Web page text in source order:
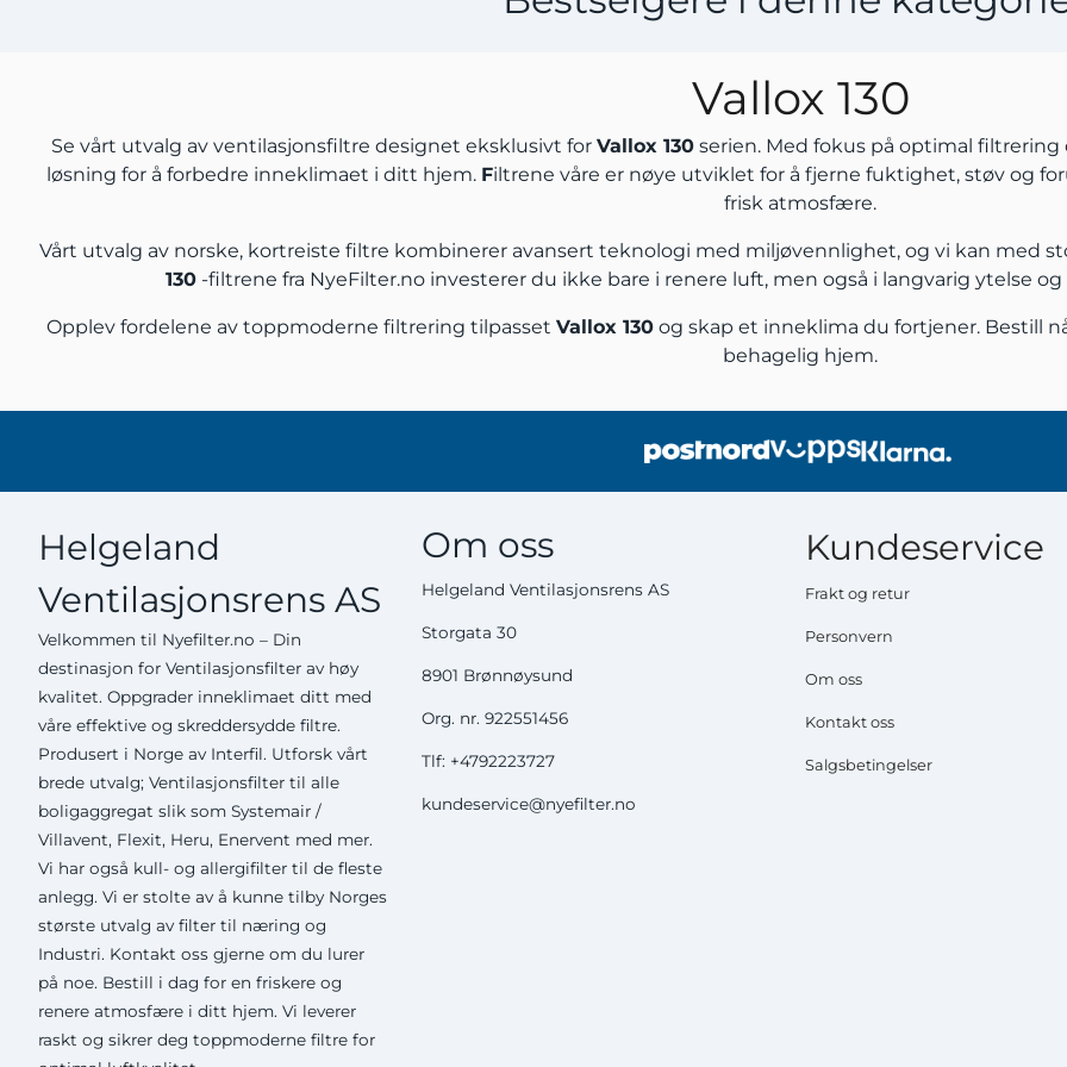
Vallox 130
Se vårt utvalg av ventilasjonsfiltre designet eksklusivt for Vallox 130 serien. Med fokus på optimal
løsning for å forbedre inneklimaet i ditt hjem. Filtrene våre er nøye utviklet for å fjerne fuktighet, støv og
frisk atmosfære.
Vårt utvalg av norske, kortreiste filtre kombinerer avansert teknologi med miljøvennlighet, og vi kan med
130-filtrene fra NyeFilter.no investerer du ikke bare i renere luft, men også i langvarig ytelse
Opplev fordelene av toppmoderne filtrering tilpasset Vallox 130og skap et inneklima du fortjener. Bestill
behagelig hjem.
Helgeland
Ventilasjonsrens AS
Velkommen til Nyefilter.no – Din
destinasjon for Ventilasjonsfilter av høy
kvalitet. Oppgrader inneklimaet ditt med
våre effektive og skreddersydde filtre.
Produsert i Norge av Interfil. Utforsk vårt
brede utvalg; Ventilasjonsfilter til alle
boligaggregat slik som Systemair /
Villavent, Flexit, Heru, Enervent med mer.
Vi har også kull- og allergifilter til de fleste
anlegg. Vi er stolte av å kunne tilby Norges
største utvalg av filter til næring og
Industri. Kontakt oss gjerne om du lurer
på noe. Bestill i dag for en friskere og
renere atmosfære i ditt hjem. Vi leverer
raskt og sikrer deg toppmoderne filtre for
Om oss
Helgeland Ventilasjonsrens AS
Storgata 30
8901 Brønnøysund
Org. nr. 922551456
Tlf: +4792223727
kundeservice@nyefilter.no
Kundeservice
Frakt og retur
Personvern
Om oss
Kontakt oss
Salgsbetingelser